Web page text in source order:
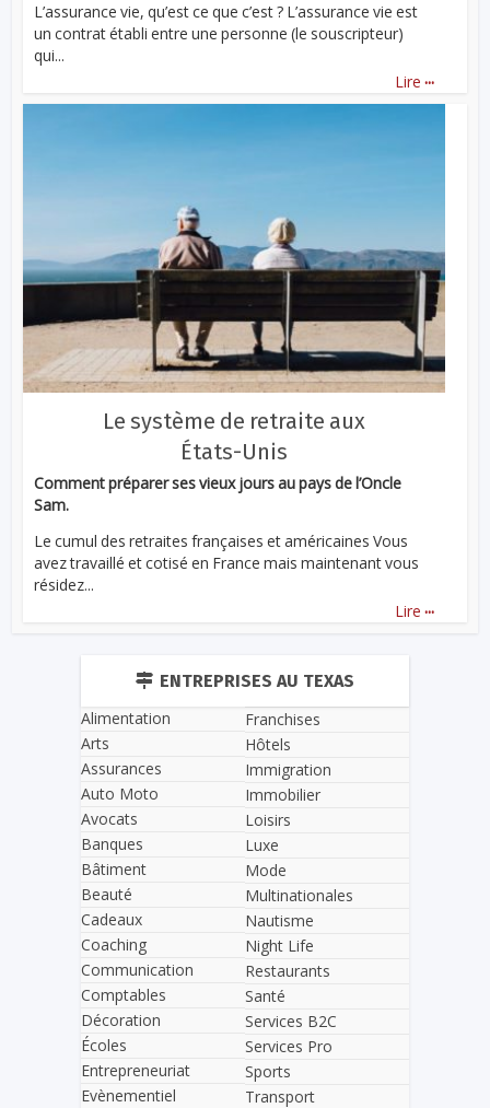
L’assurance vie, qu’est ce que c’est ? L’assurance vie est
un contrat établi entre une personne (le souscripteur)
qui...
Lire ...
Le système de retraite aux
États-Unis
Comment préparer ses vieux jours au pays de l’Oncle
Sam.
Le cumul des retraites françaises et américaines Vous
avez travaillé et cotisé en France mais maintenant vous
résidez...
Lire ...
ENTREPRISES AU TEXAS
Alimentation
Arts
Assurances
Auto Moto
Avocats
Banques
Bâtiment
Beauté
Cadeaux
Coaching
Communication
Comptables
Décoration
Écoles
Entrepreneuriat
Evènementiel
Franchises
Hôtels
Immigration
Immobilier
Loisirs
Luxe
Mode
Multinationales
Nautisme
Night Life
Restaurants
Santé
Services B2C
Services Pro
Sports
Transport